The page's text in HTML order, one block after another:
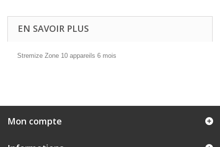
EN SAVOIR PLUS
Stremize Zone 10 appareils 6 mois
Mon compte